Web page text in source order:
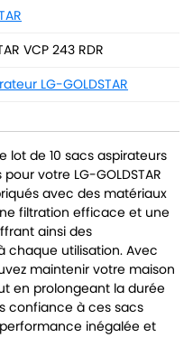
VCP 243 RDR
LG-GOLDSTAR
lot de 10 sacs aspirateurs
votre LG-GOLDSTAR
avec des matériaux
filtration efficace et une
ainsi des
chaque utilisation. Avec
maintenir votre maison
en prolongeant la durée
confiance à ces sacs
inégalée et